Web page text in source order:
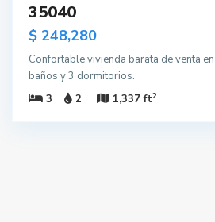
35040
$ 248,280
Confortable vivienda barata de venta
baños y 3 dormitorios.
3
2 1,337 ft2